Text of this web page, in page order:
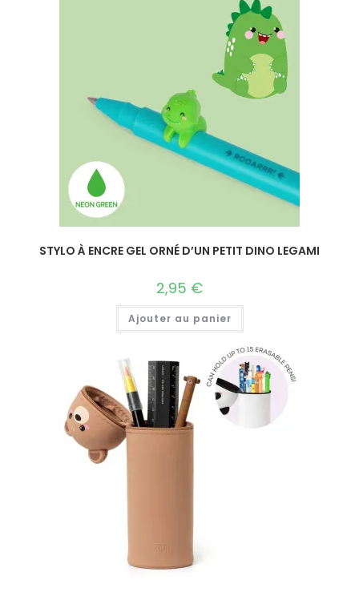
STYLO À ENCRE GEL ORNÉ D’UN PETIT DINO LEGAMI
2,95 €
Ajouter au panier